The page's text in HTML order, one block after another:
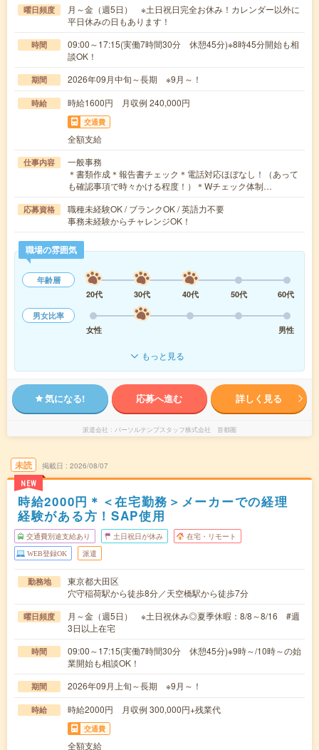
曜日頻度
月～金（週5日） ※土日祝日完全お休み！カレンダー以外に
平日休みの日もあります！
時間
09:00～17:15(実働7時間30分 休憩45分)※8時45分開始も相
談OK！
期間 2026年09月中旬～長期 ※9月～！
時給 時給1600円 月収例 240,000円
交通費
全額支給
仕事内容
一般事務
＊書類作成＊報告書チェック＊電話対応ほぼなし！（あって
も確認事項で時々かける程度！）＊Wチェック体制…
応募資格
職種未経験OK / ブランクOK / 英語力不要
事務未経験からチャレンジOK！
職場の雰囲気
年齢層
20代
30代 40代 50代
60代
男女比率
女性
男性
もっと見る
気になる! 応募へ進む 詳しく見る
派遣会社 パーソルテンプスタッフ株式会社 首都圏
未読
NEW
掲載日 2026/08/07
時給2000円＊＜在宅勤務＞メーカーでの経理
経験がある方！SAP使用
交通費別途支給あり 土日祝日が休み 在宅・リモート
WEB登録OK 派遣
勤務地
東京都大田区
穴守稲荷駅から徒歩8分／天空橋駅から徒歩7分
曜日頻度
月～金（週5日） ※土日祝休み◎夏季休暇：8/8～8/16 #週
3日以上在宅
時間
09:00～17:15(実働7時間30分 休憩45分)※9時～/10時～の始
業開始も相談OK！
期間 2026年09月上旬～長期 ※9月～！
時給 時給2000円 月収例 300,000円+残業代
交通費
全額支給